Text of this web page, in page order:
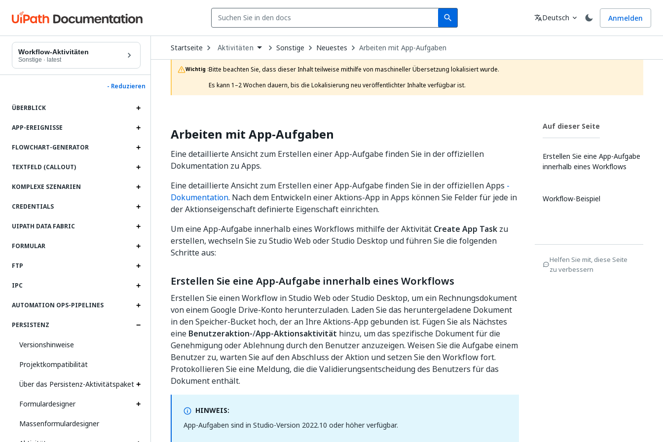
search
Search Sprache
translateDeutsch expand_more Anmelden
Workflow-Aktivitäten
Sonstige · latest
- Reduzieren
ÜBERBLICK
APP-EREIGNISSE
FLOWCHART-GENERATOR
TEXTFELD (CALLOUT)
KOMPLEXE SZENARIEN
CREDENTIALS
UIPATH DATA FABRIC
FORMULAR
FTP
IPC
AUTOMATION OPS-PIPELINES
PERSISTENZ
Versionshinweise
Projektkompatibilität
Über das Persistenz-Aktivitätspaket
Formulardesigner
Massenformulardesigner
Startseite Open
Dropdown
to
choose
product
Aktivitäten Sonstige Neuestes Arbeiten mit App-Aufgaben
Wichtig :Bitte beachten Sie, dass dieser Inhalt teilweise mithilfe von maschineller Übersetzung lokalisiert wurde.
Es kann 1–2 Wochen dauern, bis die Lokalisierung neu veröffentlichter Inhalte verfügbar ist.
Arbeiten mit App-Aufgaben
Eine detaillierte Ansicht zum Erstellen einer App-Aufgabe finden Sie in der offiziellen
Dokumentation zu Apps.
Eine detaillierte Ansicht zum Erstellen einer App-Aufgabe finden Sie in der offiziellen Apps -
Dokumentation. Nach dem Entwickeln einer Aktions-App in Apps können Sie Felder für jede in
der Aktionseigenschaft definierte Eigenschaft einrichten.
Um eine App-Aufgabe innerhalb eines Workflows mithilfe der Aktivität Create App Task zu
erstellen, wechseln Sie zu Studio Web oder Studio Desktop und führen Sie die folgenden
Schritte aus:
Erstellen Sie eine App-Aufgabe innerhalb eines Workflows
Erstellen Sie einen Workflow in Studio Web oder Studio Desktop, um ein Rechnungsdokument
von einem Google Drive-Konto herunterzuladen. Laden Sie das heruntergeladene Dokument
in den Speicher-Bucket hoch, der an Ihre Aktions-App gebunden ist. Fügen Sie als Nächstes
eine Benutzeraktion-/App-Aktionsaktivität hinzu, um das spezifische Dokument für die
Genehmigung oder Ablehnung durch den Benutzer anzuzeigen. Weisen Sie die Aufgabe einem
Benutzer zu, warten Sie auf den Abschluss der Aktion und setzen Sie den Workflow fort.
Protokollieren Sie eine Meldung, die die Validierungsentscheidung des Benutzers für das
Dokument enthält.
HINWEIS:
App-Aufgaben sind in Studio-Version 2022.10 oder höher verfügbar.
Auf dieser Seite
Erstellen Sie eine App-Aufgabe
innerhalb eines Workflows
Workflow-Beispiel
Helfen Sie mit, diese Seite
zu verbessern